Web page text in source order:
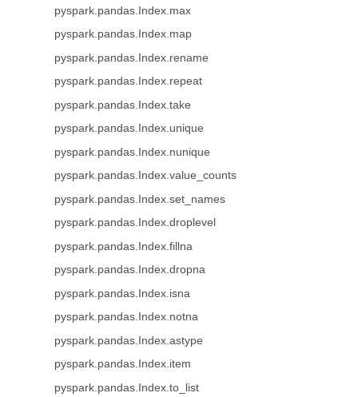
pyspark.pandas.Index.max
pyspark.pandas.Index.map
pyspark.pandas.Index.rename
pyspark.pandas.Index.repeat
pyspark.pandas.Index.take
pyspark.pandas.Index.unique
pyspark.pandas.Index.nunique
pyspark.pandas.Index.value_counts
pyspark.pandas.Index.set_names
pyspark.pandas.Index.droplevel
pyspark.pandas.Index.fillna
pyspark.pandas.Index.dropna
pyspark.pandas.Index.isna
pyspark.pandas.Index.notna
pyspark.pandas.Index.astype
pyspark.pandas.Index.item
pyspark.pandas.Index.to_list